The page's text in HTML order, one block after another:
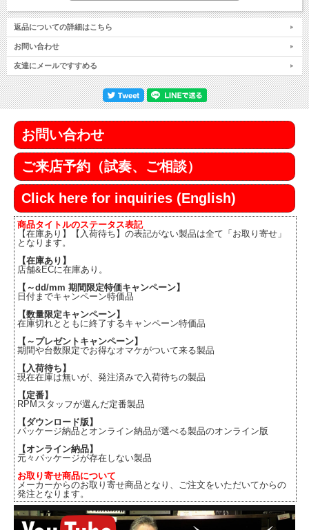
返品についての詳細はこちら
お問い合わせ
友達にメールですすめる
お問い合わせ
ご来店予約（試奏、ご相談）
Click here for inquiries (English)
商品タイトルのステータス表記
【在庫あり】【入荷待ち】の表記がない製品は全て「お取り寄せ」
となります。
【在庫あり】
店舗&ECに在庫あり。
【～dd/mm 期間限定特価キャンペーン】
日付までキャンペーン特価品
【数量限定キャンペーン】
在庫切れとともに終了するキャンペーン特価品
【～プレゼントキャンペーン】
期間や台数限定でお得なオマケがついて来る製品
【入荷待ち】
現在在庫は無いが、発注済みで入荷待ちの製品
【定番】
RPMスタッフが選んだ定番製品
【ダウンロード版】
パッケージ納品とオンライン納品が選べる製品のオンライン版
【オンライン納品】
元々パッケージが存在しない製品
お取り寄せ商品について
メーカーからのお取り寄せ商品となり、ご注文をいただいてからの
発注となります。